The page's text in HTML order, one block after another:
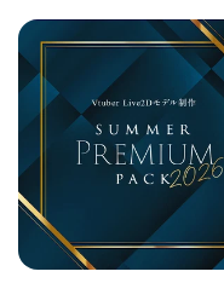
常
価
格